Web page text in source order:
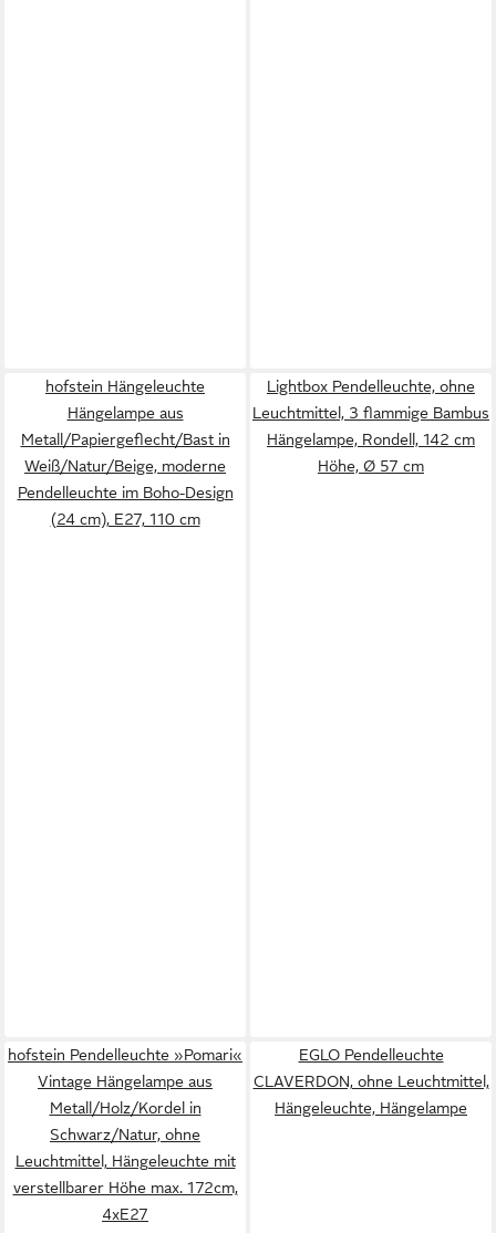
hofstein Hängeleuchte
Hängelampe aus
Metall/Papiergeflecht/Bast in
Weiß/Natur/Beige, moderne
Pendelleuchte im Boho-Design
(24 cm), E27, 110 cm
Lightbox Pendelleuchte, ohne
Leuchtmittel, 3 flammige Bambus
Hängelampe, Rondell, 142 cm
Höhe, Ø 57 cm
hofstein Pendelleuchte »Pomari«
Vintage Hängelampe aus
Metall/Holz/Kordel in
Schwarz/Natur, ohne
Leuchtmittel, Hängeleuchte mit
verstellbarer Höhe max. 172cm,
4xE27
EGLO Pendelleuchte
CLAVERDON, ohne Leuchtmittel,
Hängeleuchte, Hängelampe